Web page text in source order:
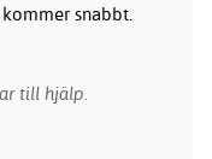
snabbt.
till hjälp.